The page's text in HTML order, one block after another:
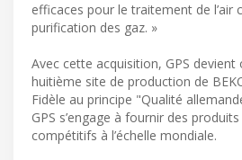
efficaces pour le traitement de l’air
purification des gaz. »
Avec cette acquisition, GPS
huitième site de production de
Fidèle au principe "Qualité
GPS s’engage à fournir des
compétitifs à l’échelle mondiale.